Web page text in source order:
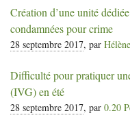
Création d’une unité
condamnées pour crime
28 septembre 2017, par
Difficulté pour pratiquer
(IVG) en été
28 septembre 2017, par 0.20